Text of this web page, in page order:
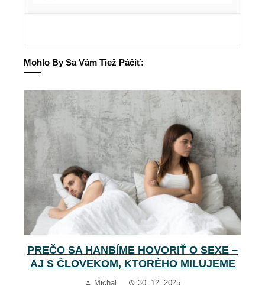
Mohlo By Sa Vám Tiež Páčiť:
PREČO SA HANBÍME HOVORIŤ O SEXE –
AJ S ČLOVEKOM, KTORÉHO MILUJEME
Michal 30. 12. 2025